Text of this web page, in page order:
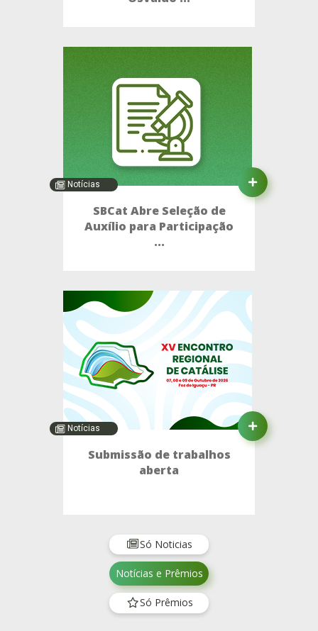
Notícias
SBCat Abre Seleção de
Auxílio para Participação
...
Notícias
Submissão de trabalhos
aberta
Só Noticias
Notícias e Prêmios
Só Prêmios